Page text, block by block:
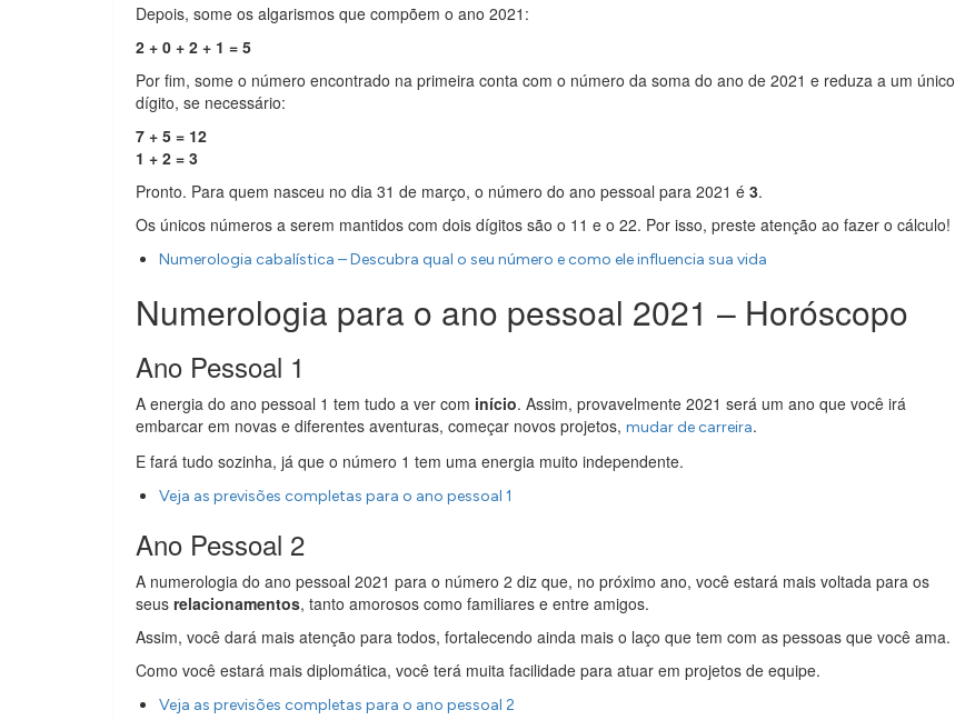
Depois, some os algarismos que compõem o ano 2021:
2 + 0 + 2 + 1 = 5
Por fim, some o número encontrado na primeira conta com o número da soma do ano de 2021 e reduza a um único
dígito, se necessário:
7 + 5 = 12
1 + 2 = 3
Pronto. Para quem nasceu no dia 31 de março, o número do ano pessoal para 2021 é 3.
Os únicos números a serem mantidos com dois dígitos são o 11 e o 22. Por isso, preste atenção ao fazer o cálculo!
Numerologia cabalística – Descubra qual o seu número e como ele influencia sua vida
Numerologia para o ano pessoal 2021 – Horóscopo
Ano Pessoal 1
A energia do ano pessoal 1 tem tudo a ver com início. Assim, provavelmente 2021 será um ano que você irá
embarcar em novas e diferentes aventuras, começar novos projetos, mudar de carreira.
E fará tudo sozinha, já que o número 1 tem uma energia muito independente.
Veja as previsões completas para o ano pessoal 1
Ano Pessoal 2
A numerologia do ano pessoal 2021 para o número 2 diz que, no próximo ano, você estará mais voltada para os
seus relacionamentos, tanto amorosos como familiares e entre amigos.
Assim, você dará mais atenção para todos, fortalecendo ainda mais o laço que tem com as pessoas que você ama.
Como você estará mais diplomática, você terá muita facilidade para atuar em projetos de equipe.
Veja as previsões completas para o ano pessoal 2